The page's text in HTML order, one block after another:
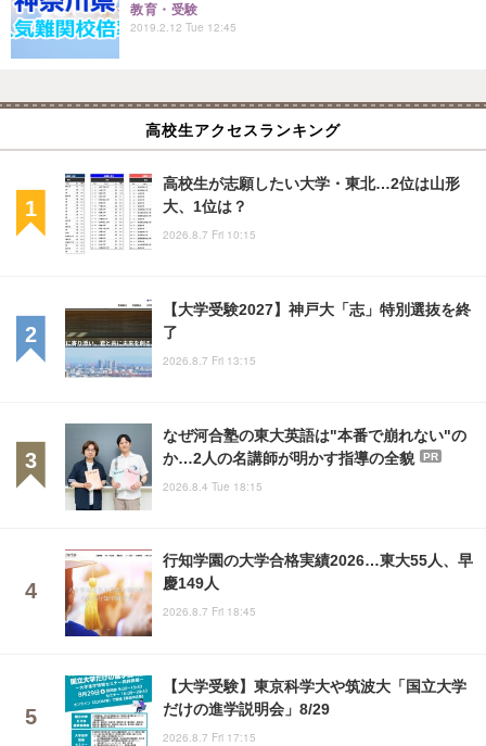
教育・受験
2019.2.12 Tue 12:45
高校生アクセスランキング
高校生が志願したい大学・東北…2位は山形
大、1位は？
2026.8.7 Fri 10:15
【大学受験2027】神戸大「志」特別選抜を終
了
2026.8.7 Fri 13:15
なぜ河合塾の東大英語は"本番で崩れない"の
か…2人の名講師が明かす指導の全貌
PR
2026.8.4 Tue 18:15
行知学園の大学合格実績2026…東大55人、早
慶149人
2026.8.7 Fri 18:45
【大学受験】東京科学大や筑波大「国立大学
だけの進学説明会」8/29
2026.8.7 Fri 17:15